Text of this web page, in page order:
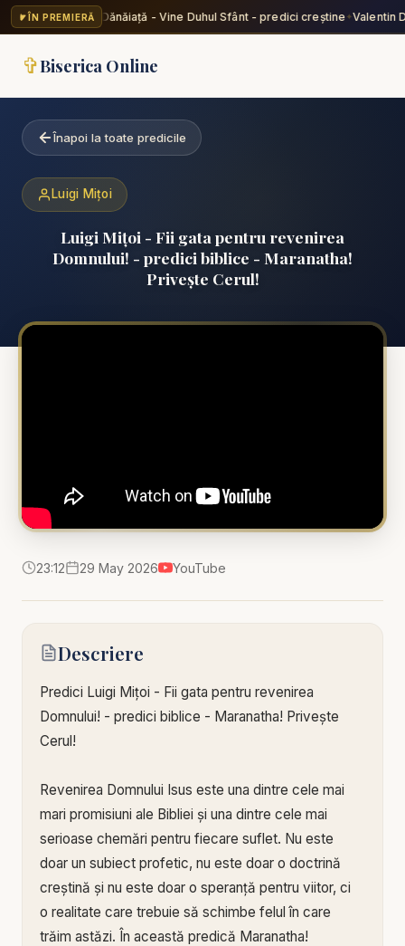
ÎN PREMIERĂ
Valentin Dănăiață - Vine Duhul Sfânt - predici creștine✦Valentin
✞Biserica Online
Înapoi la toate predicile
Luigi Mițoi
Luigi Mițoi - Fii gata pentru revenirea
Domnului! - predici biblice - Maranatha!
Privește Cerul!
23:12 29 May 2026 YouTube
Descriere
Predici Luigi Mițoi - Fii gata pentru revenirea
Domnului! - predici biblice - Maranatha! Privește
Cerul!
Revenirea Domnului Isus este una dintre cele mai
mari promisiuni ale Bibliei și una dintre cele mai
serioase chemări pentru fiecare suflet. Nu este
doar un subiect profetic, nu este doar o doctrină
creștină și nu este doar o speranță pentru viitor, ci
o realitate care trebuie să schimbe felul în care
trăim astăzi. În această predică Maranatha!